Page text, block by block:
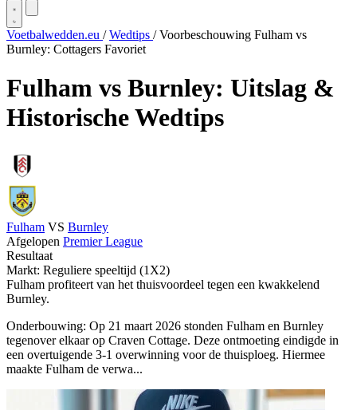
Voetbalwedden.eu / Wedtips / Voorbeschouwing Fulham vs
Burnley: Cottagers Favoriet
Fulham vs Burnley: Uitslag &
Historische Wedtips
Fulham VS Burnley
Afgelopen Premier League
Resultaat
Markt: Reguliere speeltijd (1X2)
Fulham profiteert van het thuisvoordeel tegen een kwakkelend
Burnley.
Onderbouwing: Op 21 maart 2026 stonden Fulham en Burnley
tegenover elkaar op Craven Cottage. Deze ontmoeting eindigde in
een overtuigende 3-1 overwinning voor de thuisploeg. Hiermee
maakte Fulham de verwa...